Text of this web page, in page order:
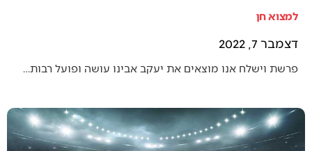
למצוא חן
דצמבר 7, 2022
פרשת וישלח אנו מוצאים את יעקב אבינו עושה ופועל רבות…